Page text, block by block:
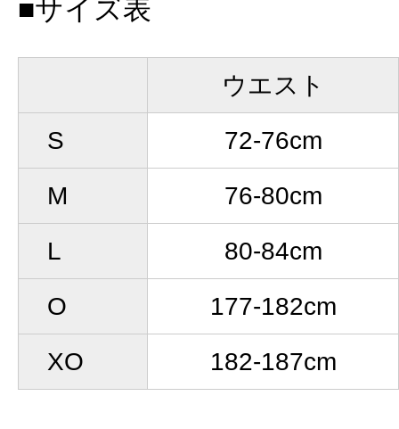
■サイズ表
ウエスト
S
72-76cm
M
76-80cm
L
80-84cm
O
177-182cm
XO
182-187cm